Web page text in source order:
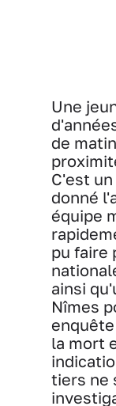
Une
de
C'est
donné
équipe
pu faire
ainsi
Nîmes
la mort
tiers ne